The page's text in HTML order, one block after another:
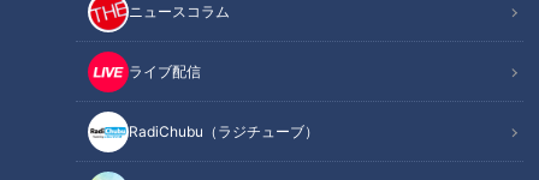
ニュースコラム
ライブ配信
RadiChubu（ラジチューブ）
この記事を見たあなたへのおすすめ